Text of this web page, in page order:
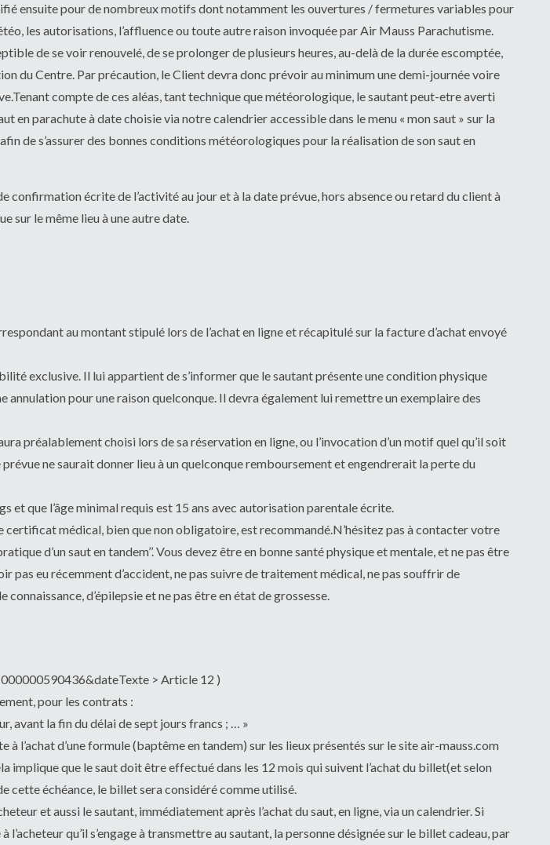
ensuite pour de nombreux motifs dont notamment les ouvertures / fermetures variables pour
les autorisations, l’affluence ou toute autre raison invoquée par Air Mauss Parachutisme.
de se voir renouvelé, de se prolonger de plusieurs heures, au-delà de la durée escomptée,
du Centre. Par précaution, le Client devra donc prévoir au minimum une demi-journée voire
compte de ces aléas, tant technique que météorologique, le sautant peut-etre averti
en parachute à date choisie via notre calendrier accessible dans le menu « mon saut » sur la
de s’assurer des bonnes conditions météorologiques pour la réalisation de son saut en
confirmation écrite de l’activité au jour et à la date prévue, hors absence ou retard du client à
sur le même lieu à une autre date.
au montant stipulé lors de l’achat en ligne et récapitulé sur la facture d’achat envoyé
exclusive. Il lui appartient de s’informer que le sautant présente une condition physique
pour une raison quelconque. Il devra également lui remettre un exemplaire des
préalablement choisi lors de sa réservation en ligne, ou l’invocation d’un motif quel qu’il soit
ne saurait donner lieu à un quelconque remboursement et engendrerait la perte du
et que l’âge minimal requis est 15 ans avec autorisation parentale écrite.
médical, bien que non obligatoire, est recommandé.N’hésitez pas à contacter votre
d’un saut en tandem’’. Vous devez être en bonne santé physique et mentale, et ne pas être
pas eu récemment d’accident, ne pas suivre de traitement médical, ne pas souffrir de
d’épilepsie et ne pas être en état de grossesse.
> Article 12 )
pour les contrats :
avant la fin du délai de sept jours francs ; … »
l’achat d’une formule (baptême en tandem) sur les lieux présentés sur le site air-mauss.com
implique que le saut doit être effectué dans les 12 mois qui suivent l’achat du billet(et selon
cette échéance, le billet sera considéré comme utilisé.
et aussi le sautant, immédiatement après l’achat du saut, en ligne, via un calendrier. Si
qu’il s’engage à transmettre au sautant, la personne désignée sur le billet cadeau, par